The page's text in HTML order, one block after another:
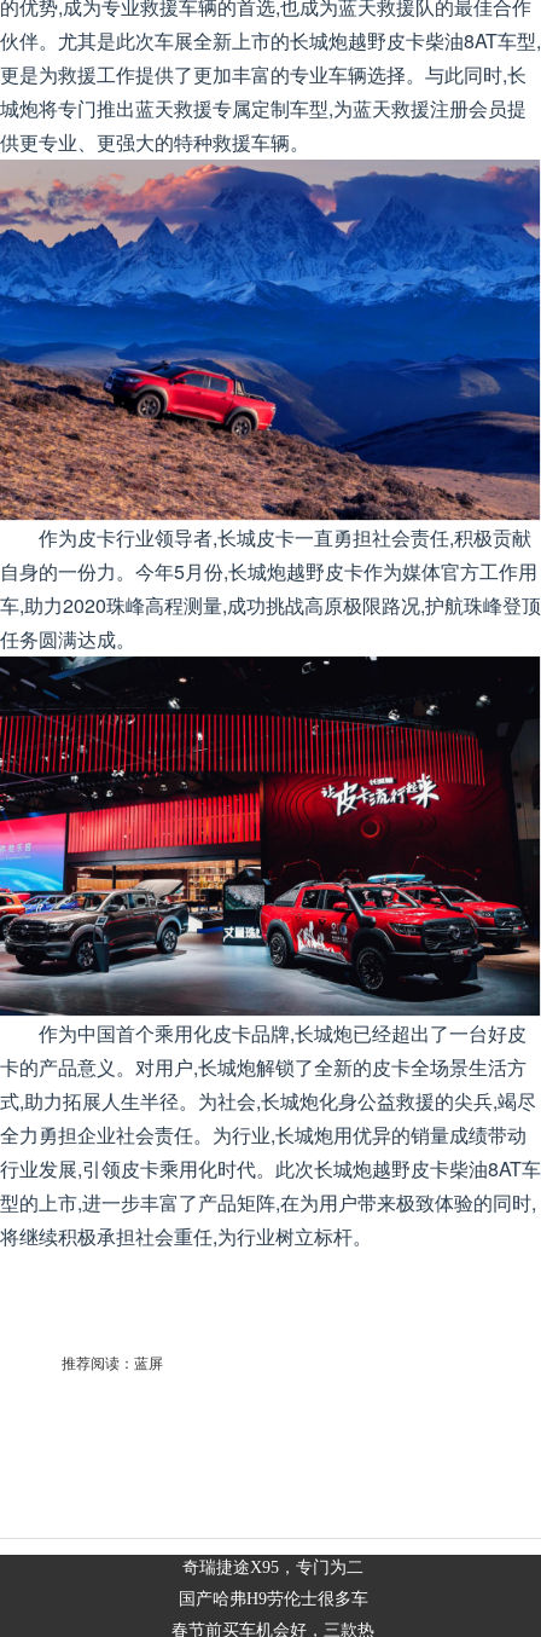
的优势,成为专业救援车辆的首选,也成为蓝天救援队的最佳合作
伙伴。尤其是此次车展全新上市的长城炮越野皮卡柴油8AT车型,
更是为救援工作提供了更加丰富的专业车辆选择。与此同时,长
城炮将专门推出蓝天救援专属定制车型,为蓝天救援注册会员提
供更专业、更强大的特种救援车辆。
作为皮卡行业领导者,长城皮卡一直勇担社会责任,积极贡献
自身的一份力。今年5月份,长城炮越野皮卡作为媒体官方工作用
车,助力2020珠峰高程测量,成功挑战高原极限路况,护航珠峰登顶
任务圆满达成。
作为中国首个乘用化皮卡品牌,长城炮已经超出了一台好皮
卡的产品意义。对用户,长城炮解锁了全新的皮卡全场景生活方
式,助力拓展人生半径。为社会,长城炮化身公益救援的尖兵,竭尽
全力勇担企业社会责任。为行业,长城炮用优异的销量成绩带动
行业发展,引领皮卡乘用化时代。此次长城炮越野皮卡柴油8AT车
型的上市,进一步丰富了产品矩阵,在为用户带来极致体验的同时,
将继续积极承担社会重任,为行业树立标杆。
推荐阅读： 蓝屏
奇瑞捷途X95，专门为二
国产哈弗H9劳伦士很多车
春节前买车机会好，三款热